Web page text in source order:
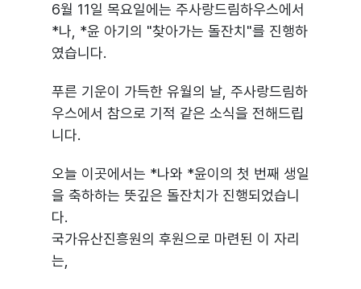
6월 11일 목요일에는 주사랑드림하우스에서
*나, *윤 아기의 "찾아가는 돌잔치"를 진행하
였습니다.
푸른 기운이 가득한 유월의 날, 주사랑드림하
우스에서 참으로 기적 같은 소식을 전해드립
니다.
오늘 이곳에서는 *나와 *윤이의 첫 번째 생일
을 축하하는 뜻깊은 돌잔치가 진행되었습니
다.
국가유산진흥원의 후원으로 마련된 이 자리
는,